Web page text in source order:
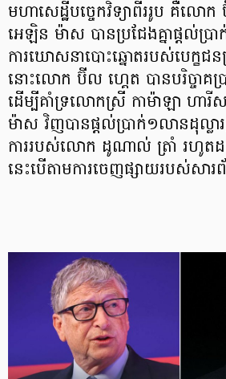
មហាសេដ្ឋីបច្ចេកវិទ្យាពីររូប គឺល
អេឡិន ម៉ាស បានប្រជែងគ្នាផ្ដល់ប្រាក់
ការឃោសនាបោះឆ្នោតរបស់បេក្ខជន
នោះលោក ប៊ីល ហ្គេត បានបរិច្ចាគប្
ដើម្បីគាំទ្រលោកស្រី កាម៉ាឡា ហា
ម៉ាស វិញបានផ្ដល់ប្រាក់១លានដុល្លារ
ការរបស់លោក ដូណាល់ ត្រាំ រហូតដ
នេះបើតាមការចេញផ្សាយរបស់សារ